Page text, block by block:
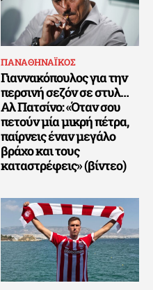
ΠΑΝΑΘΗΝΑΪΚΟΣ
Γιαννακόπουλος για την
περσινή σεζόν σε στυλ…
Αλ Πατσίνο: «Όταν σου
πετούν μία μικρή πέτρα,
παίρνεις έναν μεγάλο
βράχο και τους
καταστρέφεις» (βίντεο)